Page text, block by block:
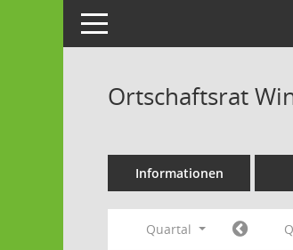
Toggle navigation
Ortschaftsrat
Informationen
Quartal